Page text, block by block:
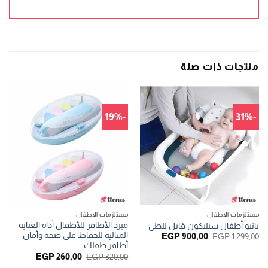
منتجات ذات صلة
-31%
مستلزمات الاطفال
بانيو أطفال سيليكون قابل للطي
EGP1.299,00
السعر
EGP 900,00
EGP 900,00.
-19%
مستلزمات الاطفال
مبرد الأظافر للأطفال أداة العناية
المثالية للحفاظ على صحة وأمان
أظافر طفلك
EGP320,00
السعر
الأصلي
EGP 260,00
السعر